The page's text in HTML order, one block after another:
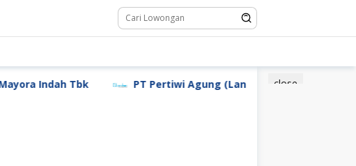
close
Indah Tbk PT Pertiwi Agung (Landson)